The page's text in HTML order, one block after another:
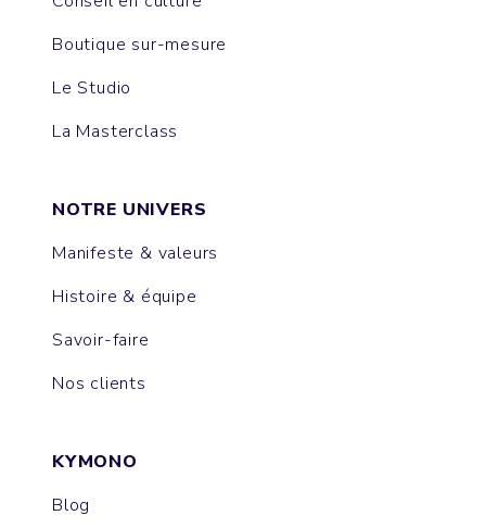
Boutique sur-mesure
Le Studio
La Masterclass
NOTRE UNIVERS
Manifeste & valeurs
Histoire & équipe
Savoir-faire
Nos clients
KYMONO
Blog